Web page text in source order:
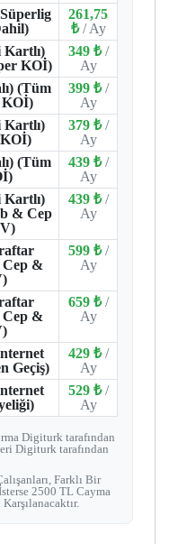
261,75
₺ / Ay
Kartlı)
KOİ)
349 ₺ /
Ay
(Tüm
KOİ)
399 ₺ /
Ay
Kartlı)
379 ₺ /
Ay
(Tüm
439 ₺ /
Ay
Kartlı)
& Cep
439 ₺ /
Ay
Cep &
599 ₺ /
Ay
Cep &
659 ₺ /
Ay
Geçiş)
429 ₺ /
Ay
529 ₺ /
Ay
Digiturk tarafından
Digiturk tarafından
Farklı Bir
2500 TL Cayma